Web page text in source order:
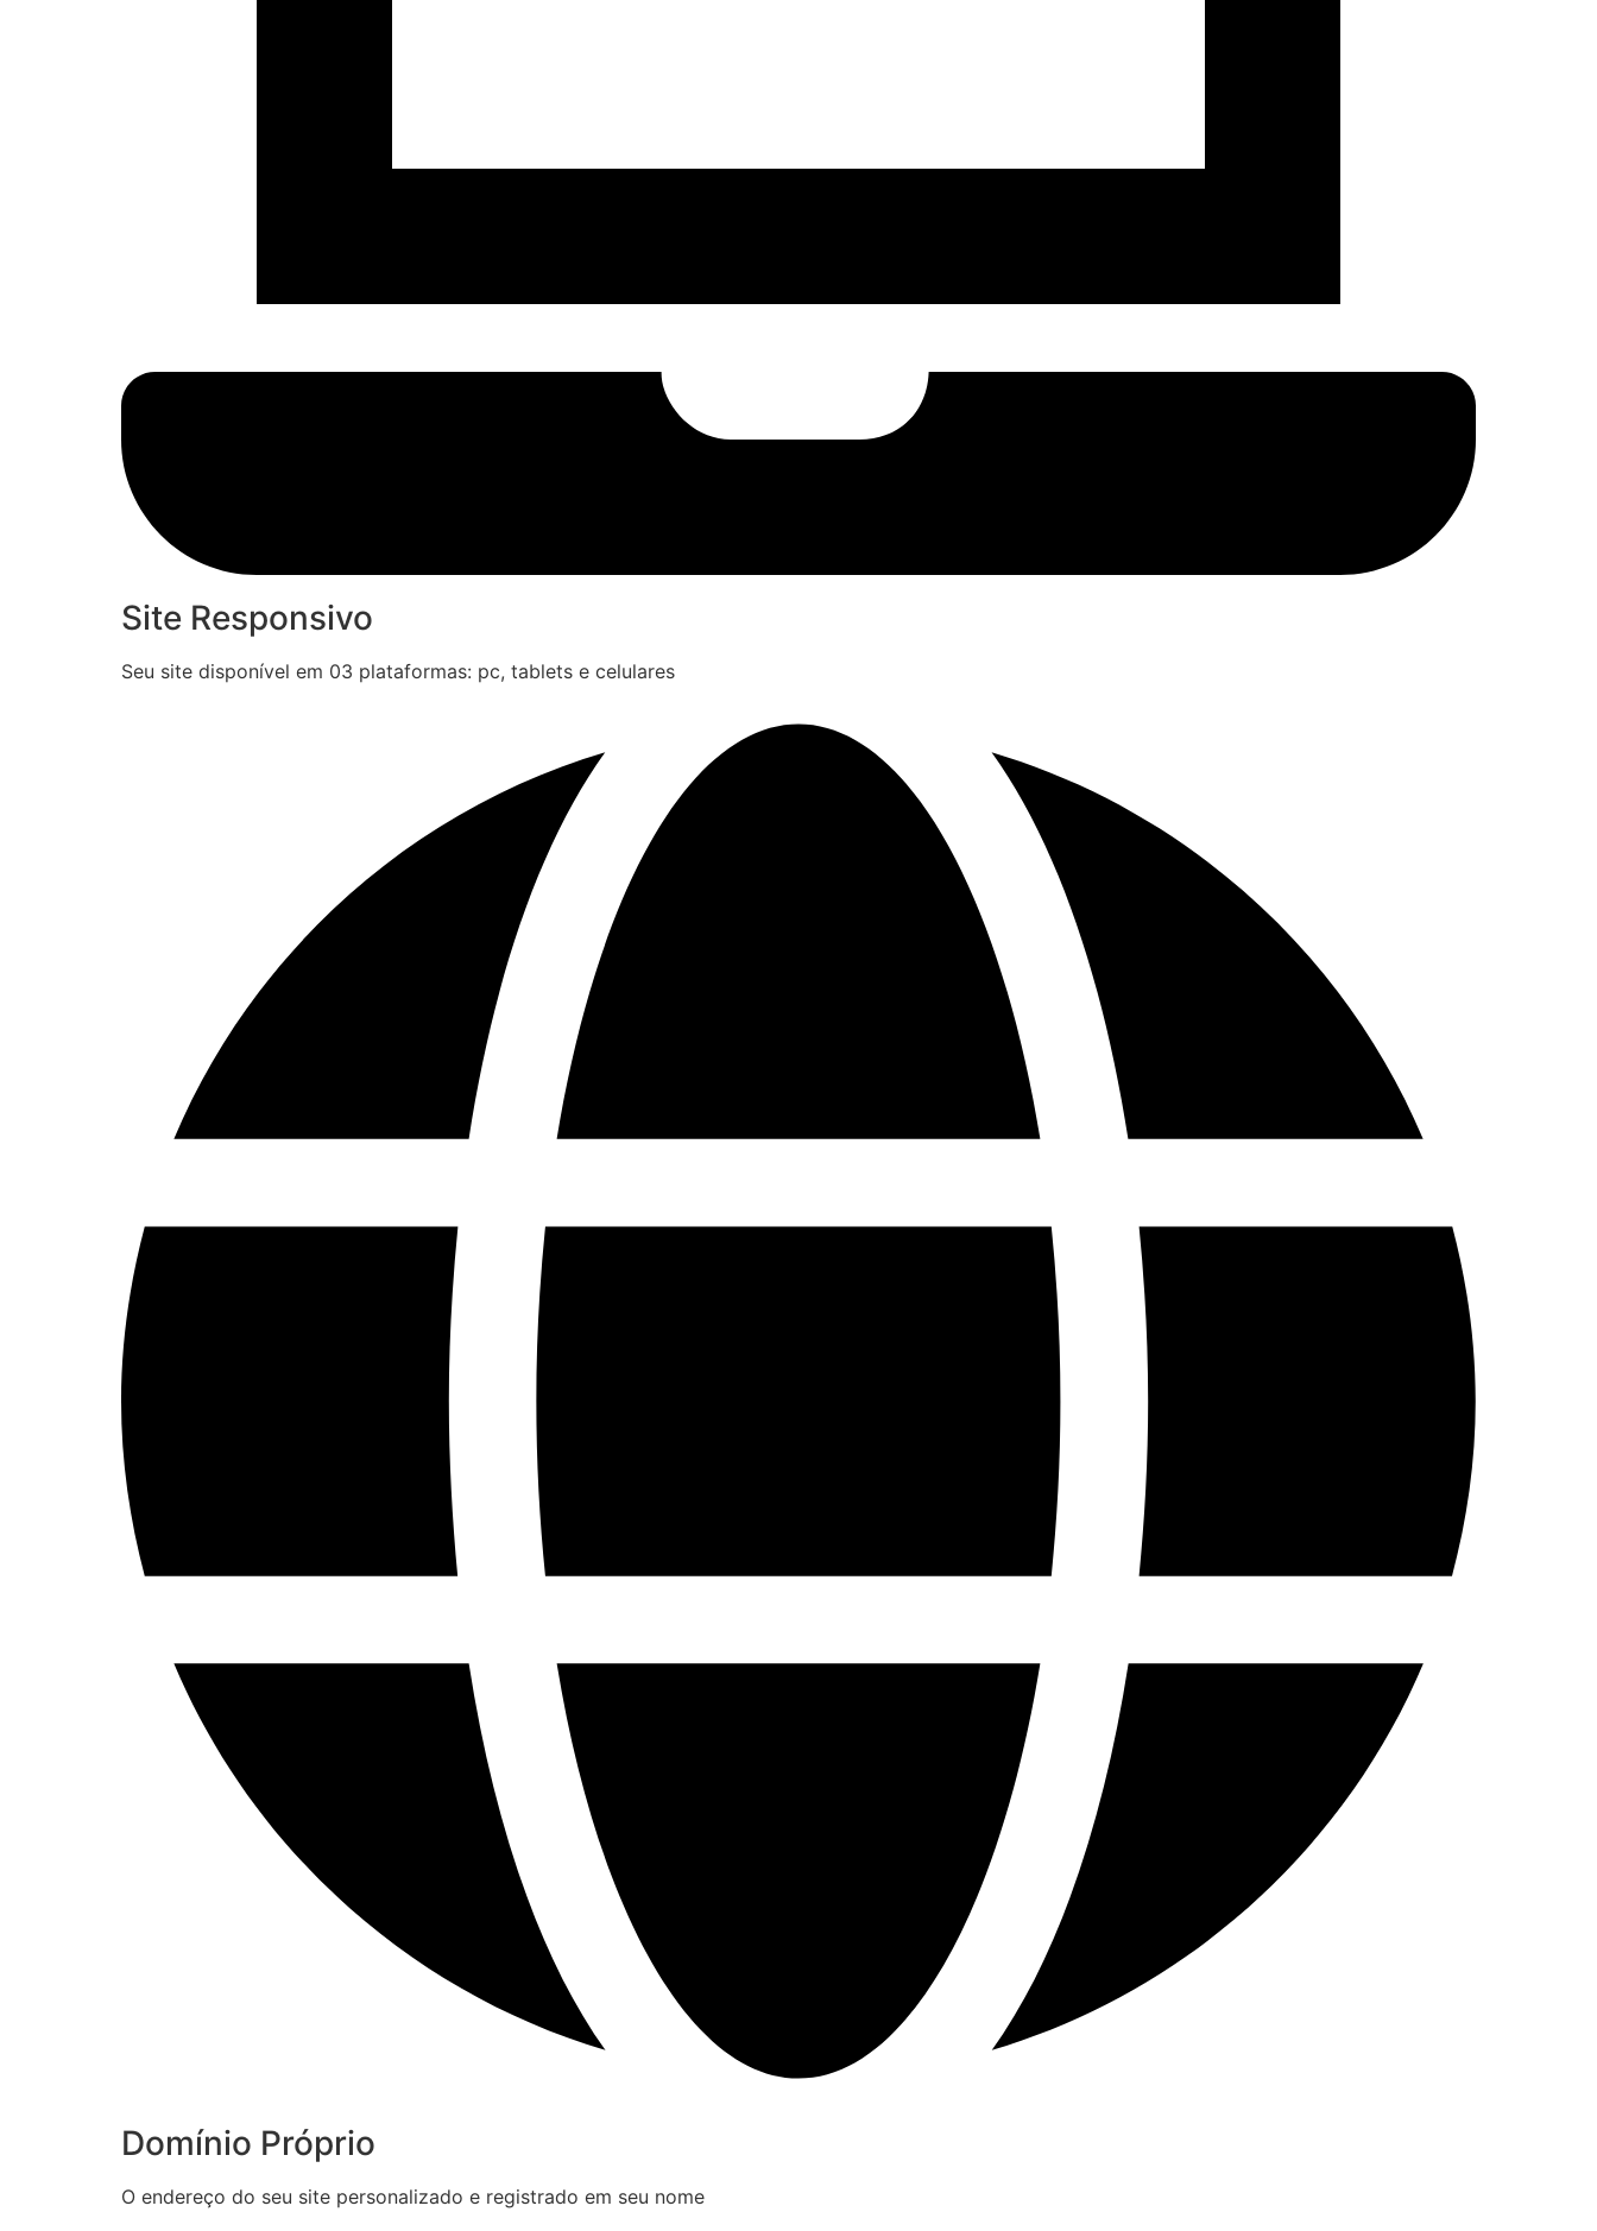
Site Responsivo
Seu site disponível em 03 plataformas: pc, tablets e celulares
Domínio Próprio
O endereço do seu site personalizado e registrado em seu nome